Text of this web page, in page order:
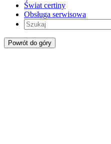
Świat certiny
Obsługa serwisowa
Powrót do góry